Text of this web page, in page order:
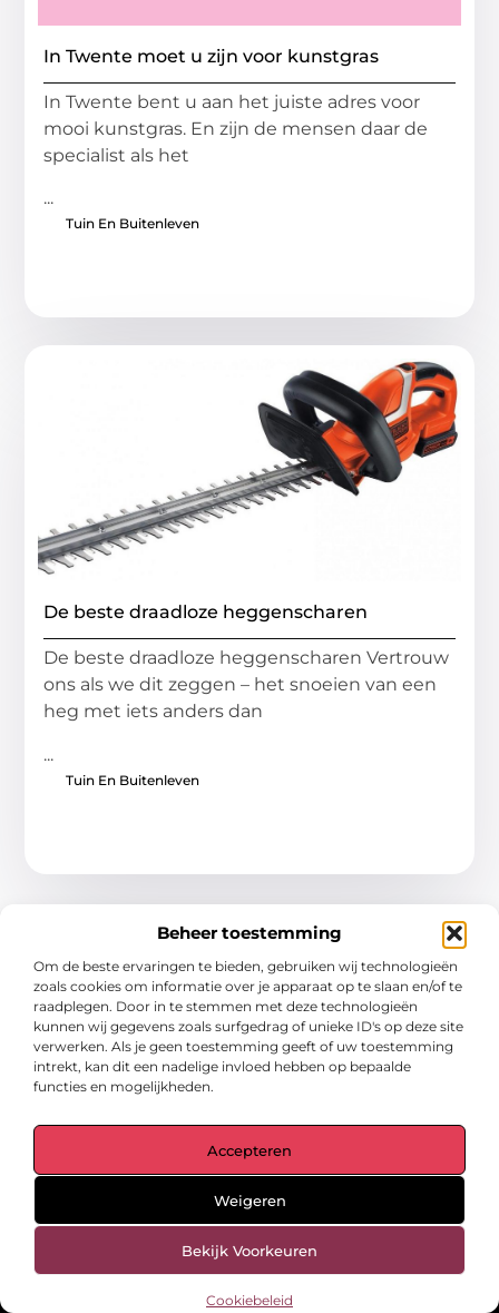
Beheer toestemming
Om de beste ervaringen te bieden, gebruiken wij technologieën
zoals cookies om informatie over je apparaat op te slaan en/of te
raadplegen. Door in te stemmen met deze technologieën
kunnen wij gegevens zoals surfgedrag of unieke ID's op deze site
verwerken. Als je geen toestemming geeft of uw toestemming
intrekt, kan dit een nadelige invloed hebben op bepaalde
functies en mogelijkheden.
Accepteren
Weigeren
Bekijk Voorkeuren
Cookiebeleid
In Twente moet u zijn voor kunstgras
In Twente bent u aan het juiste adres voor
mooi kunstgras. En zijn de mensen daar de
specialist als het
...
Tuin En Buitenleven
De beste draadloze heggenscharen
De beste draadloze heggenscharen Vertrouw
ons als we dit zeggen – het snoeien van een
heg met iets anders dan
...
Tuin En Buitenleven
Main Links
Bericht categorie
inspirerende verhalen.